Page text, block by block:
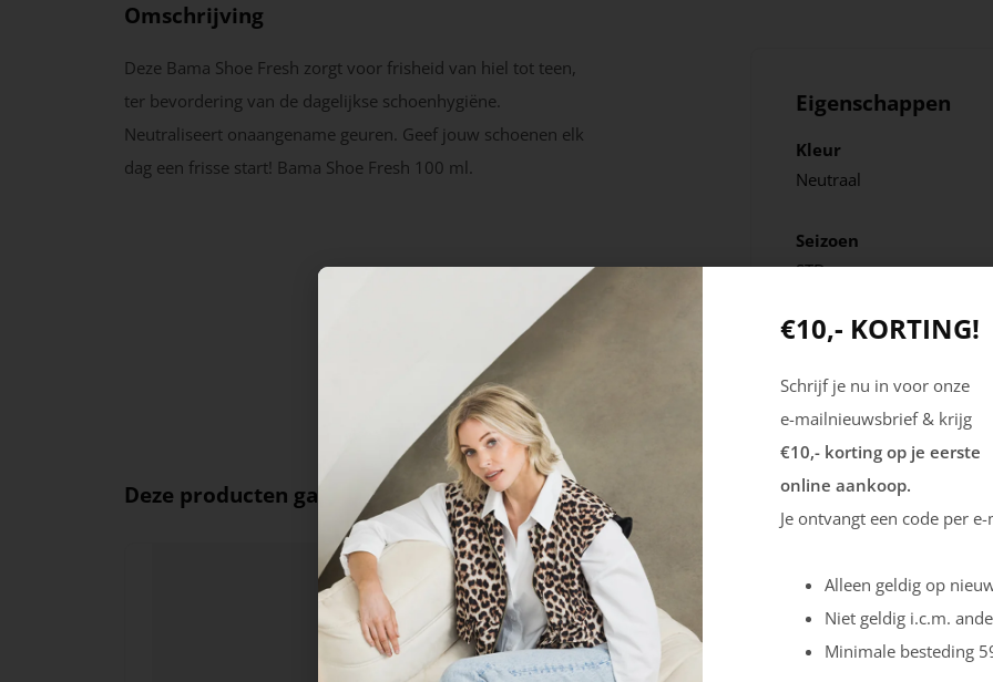
Omschrijving
Deze Bama Shoe Fresh zorgt voor frisheid van hiel tot teen,
ter bevordering van de dagelijkse schoenhygiëne.
Neutraliseert onaangename geuren. Geef jouw schoenen elk
dag een frisse start! Bama Shoe Fresh 100 ml.
Eigenschappen
Kleur
Neutraal
Seizoen
STD
Deze producten ga je leuk vinden
€10,- KORTING!
Schrijf je nu in voor onze
e-mailnieuwsbrief & krijg
€10,- korting op je eerste
online aankoop.
Je ontvangt een code per
Alleen geldig op
Niet geldig i.c.m.
Minimale besteding